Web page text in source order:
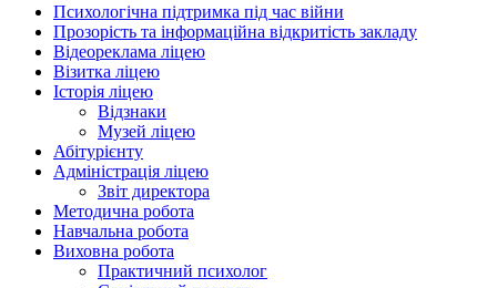
Психологічна підтримка під час війни
Прозорість та інформаційна відкритість закладу
Відеореклама ліцею
Візитка ліцею
Історія ліцею
Відзнаки
Музей ліцею
Абітурієнту
Адміністрація ліцею
Звіт директора
Методична робота
Навчальна робота
Виховна робота
Практичний психолог